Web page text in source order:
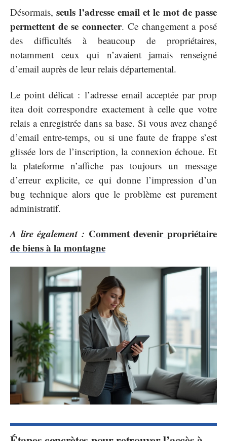
Désormais,seuls l’adresse email et le mot de passe
permettent de se connecter. Ce changement a posé
des difficultés à beaucoup de propriétaires,
notamment ceux qui n’avaient jamais renseigné
d’email auprès de leur relais départemental.
Le point délicat : l’adresse email acceptée par prop
itea doit correspondre exactement à celle que votre
relais a enregistrée dans sa base. Si vous avez changé
d’email entre-temps, ou si une faute de frappe s’est
glissée lors de l’inscription, la connexion échoue. Et
la plateforme n’affiche pas toujours un message
d’erreur explicite, ce qui donne l’impression d’un
bug technique alors que le problème est purement
administratif.
A lire également : Comment devenir propriétaire
de biens à la montagne